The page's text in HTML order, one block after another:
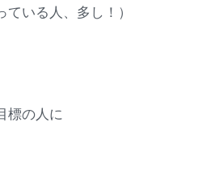
ている人、多し！）
標の人に